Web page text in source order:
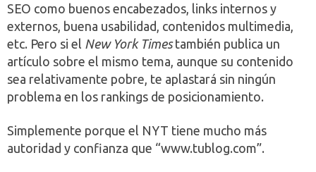
SEO como buenos encabezados, links internos y
externos, buena usabilidad, contenidos multimedia,
etc. Pero si el New York Timestambién publica un
artículo sobre el mismo tema, aunque su contenido
sea relativamente pobre, te aplastará sin ningún
problema en los rankings de posicionamiento.
Simplemente porque el NYT tiene mucho más
autoridad y confianza que “www.tublog.com”.